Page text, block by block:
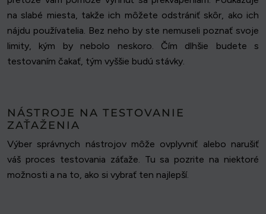
na slabé miesta, takže ich môžete odstrániť skôr, ako ich
nájdu používatelia. Bez neho by ste nemuseli poznať svoje
limity, kým by nebolo neskoro. Čím dlhšie budete s
testovaním čakať, tým vyššie budú stávky.
NÁSTROJE NA TESTOVANIE
ZAŤAŽENIA
Výber správnych nástrojov môže ovplyvniť alebo narušiť
váš proces testovania záťaže. Tu sa pozrite na niektoré
možnosti a na to, ako si vybrať ten najlepší.